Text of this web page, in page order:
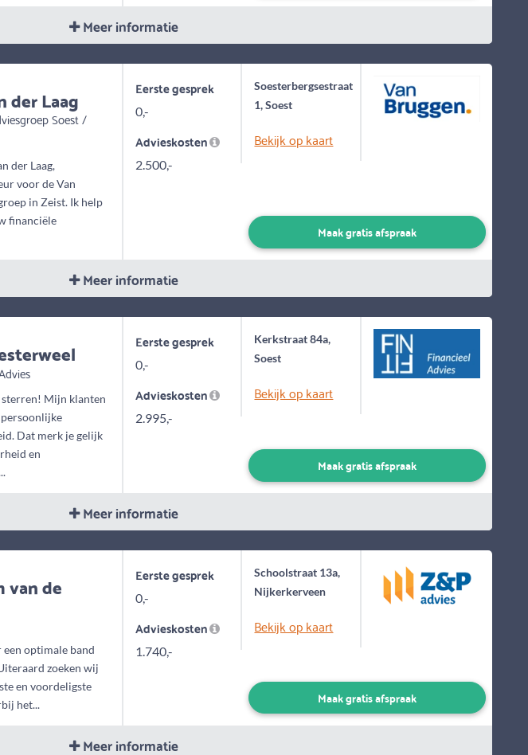
Meer informatie
der Laag
Soest /
der Laag,
voor de Van
in Zeist. Ik help
financiële
Eerste gesprek
0,-
Advieskosten
2.500,-
Soesterbergsestraat
1, Soest
Bekijk op kaart
Maak gratis afspraak
Meer informatie
Mijn klanten
Dat merk je gelijk
en
Eerste gesprek
0,-
Advieskosten
2.995,-
Kerkstraat 84a,
Soest
Bekijk op kaart
Maak gratis afspraak
Meer informatie
van de
optimale band
zoeken wij
en voordeligste
het...
Eerste gesprek
0,-
Advieskosten
1.740,-
Schoolstraat 13a,
Nijkerkerveen
Bekijk op kaart
Maak gratis afspraak
Meer informatie